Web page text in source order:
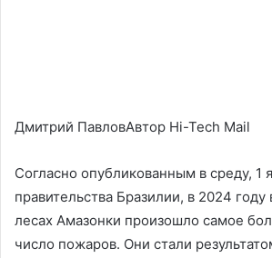
Дмитрий ПавловАвтор Hi-Tech Mail
Согласно опубликованным в среду, 1
правительства Бразилии, в 2024 году
лесах Амазонки произошло самое
число пожаров. Они стали